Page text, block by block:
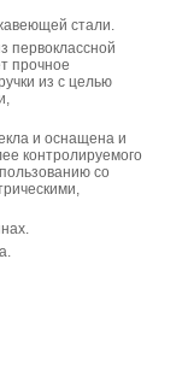
стали.
первоклассной
прочное
из с целью
и оснащена и
контролируемого
со